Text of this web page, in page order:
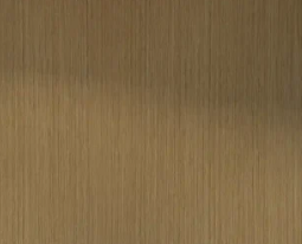
με όψη ξύλου για
GH45